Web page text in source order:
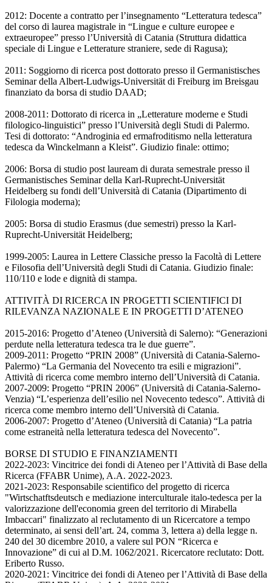
2012: Docente a contratto per l’insegnamento “Letteratura tedesca”
del corso di laurea magistrale in “Lingue e culture europee e
extraeuropee” presso l’Università di Catania (Struttura didattica
speciale di Lingue e Letterature straniere, sede di Ragusa);
2011: Soggiorno di ricerca post dottorato presso il Germanistisches
Seminar della Albert-Ludwigs-Universität di Freiburg im Breisgau
finanziato da borsa di studio DAAD;
2008-2011: Dottorato di ricerca in „Letterature moderne e Studi
filologico-linguistici” presso l’Università degli Studi di Palermo.
Tesi di dottorato: “Androginia ed ermafroditismo nella letteratura
tedesca da Winckelmann a Kleist”. Giudizio finale: ottimo;
2006: Borsa di studio post lauream di durata semestrale presso il
Germanistisches Seminar della Karl-Ruprecht-Universität
Heidelberg su fondi dell’Università di Catania (Dipartimento di
Filologia moderna);
2005: Borsa di studio Erasmus (due semestri) presso la Karl-
Ruprecht-Universität Heidelberg;
1999-2005: Laurea in Lettere Classiche presso la Facoltà di Lettere
e Filosofia dell’Università degli Studi di Catania. Giudizio finale:
110/110 e lode e dignità di stampa.
ATTIVITÀ DI RICERCA IN PROGETTI SCIENTIFICI DI
RILEVANZA NAZIONALE E IN PROGETTI D’ATENEO
2015-2016: Progetto d’Ateneo (Università di Salerno): “Generazioni
perdute nella letteratura tedesca tra le due guerre”.
2009-2011: Progetto “PRIN 2008” (Università di Catania-Salerno-
Palermo) “La Germania del Novecento tra esili e migrazioni”.
Attività di ricerca come membro interno dell’Università di Catania.
2007-2009: Progetto “PRIN 2006” (Università di Catania-Salerno-
Venzia) “L’esperienza dell’esilio nel Novecento tedesco”. Attività di
ricerca come membro interno dell’Università di Catania.
2006-2007: Progetto d’Ateneo (Università di Catania) “La patria
come estraneità nella letteratura tedesca del Novecento”.
BORSE DI STUDIO E FINANZIAMENTI
2022-2023: Vincitrice dei fondi di Ateneo per l’Attività di Base della
Ricerca (FFABR Unime), A.A. 2022-2023.
2021-2023: Responsabile scientifico del progetto di ricerca
"Wirtschatftsdeutsch e mediazione interculturale italo-tedesca per la
valorizzazione dell'economia green del territorio di Mirabella
Imbaccari" finalizzato al reclutamento di un Ricercatore a tempo
determinato, ai sensi dell’art. 24, comma 3, lettera a) della legge n.
240 del 30 dicembre 2010, a valere sul PON “Ricerca e
Innovazione” di cui al D.M. 1062/2021. Ricercatore reclutato: Dott.
Eriberto Russo.
2020-2021: Vincitrice dei fondi di Ateneo per l’Attività di Base della